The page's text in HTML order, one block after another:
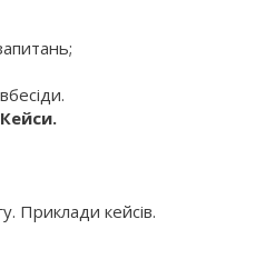
Приклади кейсів.